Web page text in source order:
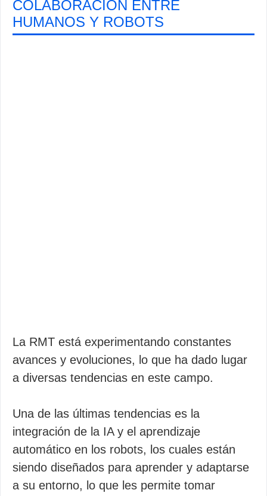
COLABORACIÓN ENTRE
HUMANOS Y ROBOTS
La RMT está experimentando constantes
avances y evoluciones, lo que ha dado lugar
a diversas tendencias en este campo.
Una de las últimas tendencias es la
integración de la IA y el aprendizaje
automático en los robots, los cuales están
siendo diseñados para aprender y adaptarse
a su entorno, lo que les permite tomar